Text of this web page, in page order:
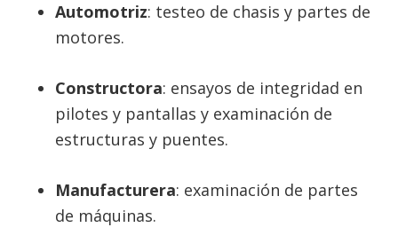
Automotriz: testeo de chasis y partes de
motores.
Constructora: ensayos de integridad en
pilotes y pantallas y examinación de
estructuras y puentes.
Manufacturera: examinación de partes
de máquinas.